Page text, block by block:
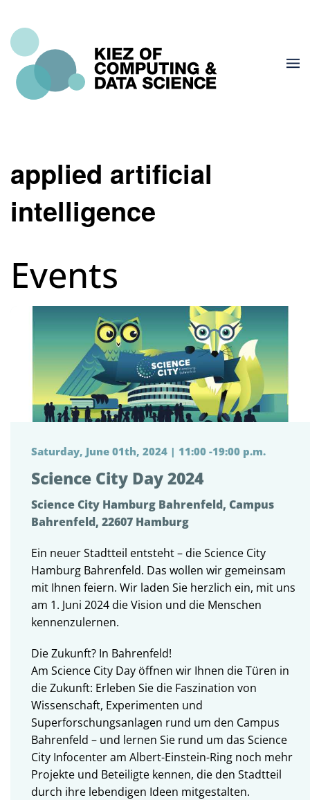
applied artificial
intelligence
Events
Saturday, June 01th, 2024 | 11:00 -19:00 p.m.
Science City Day 2024
Science City Hamburg Bahrenfeld, Campus
Bahrenfeld, 22607 Hamburg
Ein neuer Stadtteil entsteht – die Science City
Hamburg Bahrenfeld. Das wollen wir gemeinsam
mit Ihnen feiern. Wir laden Sie herzlich ein, mit uns
am 1. Juni 2024 die Vision und die Menschen
kennenzulernen.
Die Zukunft? In Bahrenfeld!
Am Science City Day öffnen wir Ihnen die Türen in
die Zukunft: Erleben Sie die Faszination von
Wissenschaft, Experimenten und
Superforschungsanlagen rund um den Campus
Bahrenfeld – und lernen Sie rund um das Science
City Infocenter am Albert-Einstein-Ring noch mehr
Projekte und Beteiligte kennen, die den Stadtteil
durch ihre lebendigen Ideen mitgestalten.